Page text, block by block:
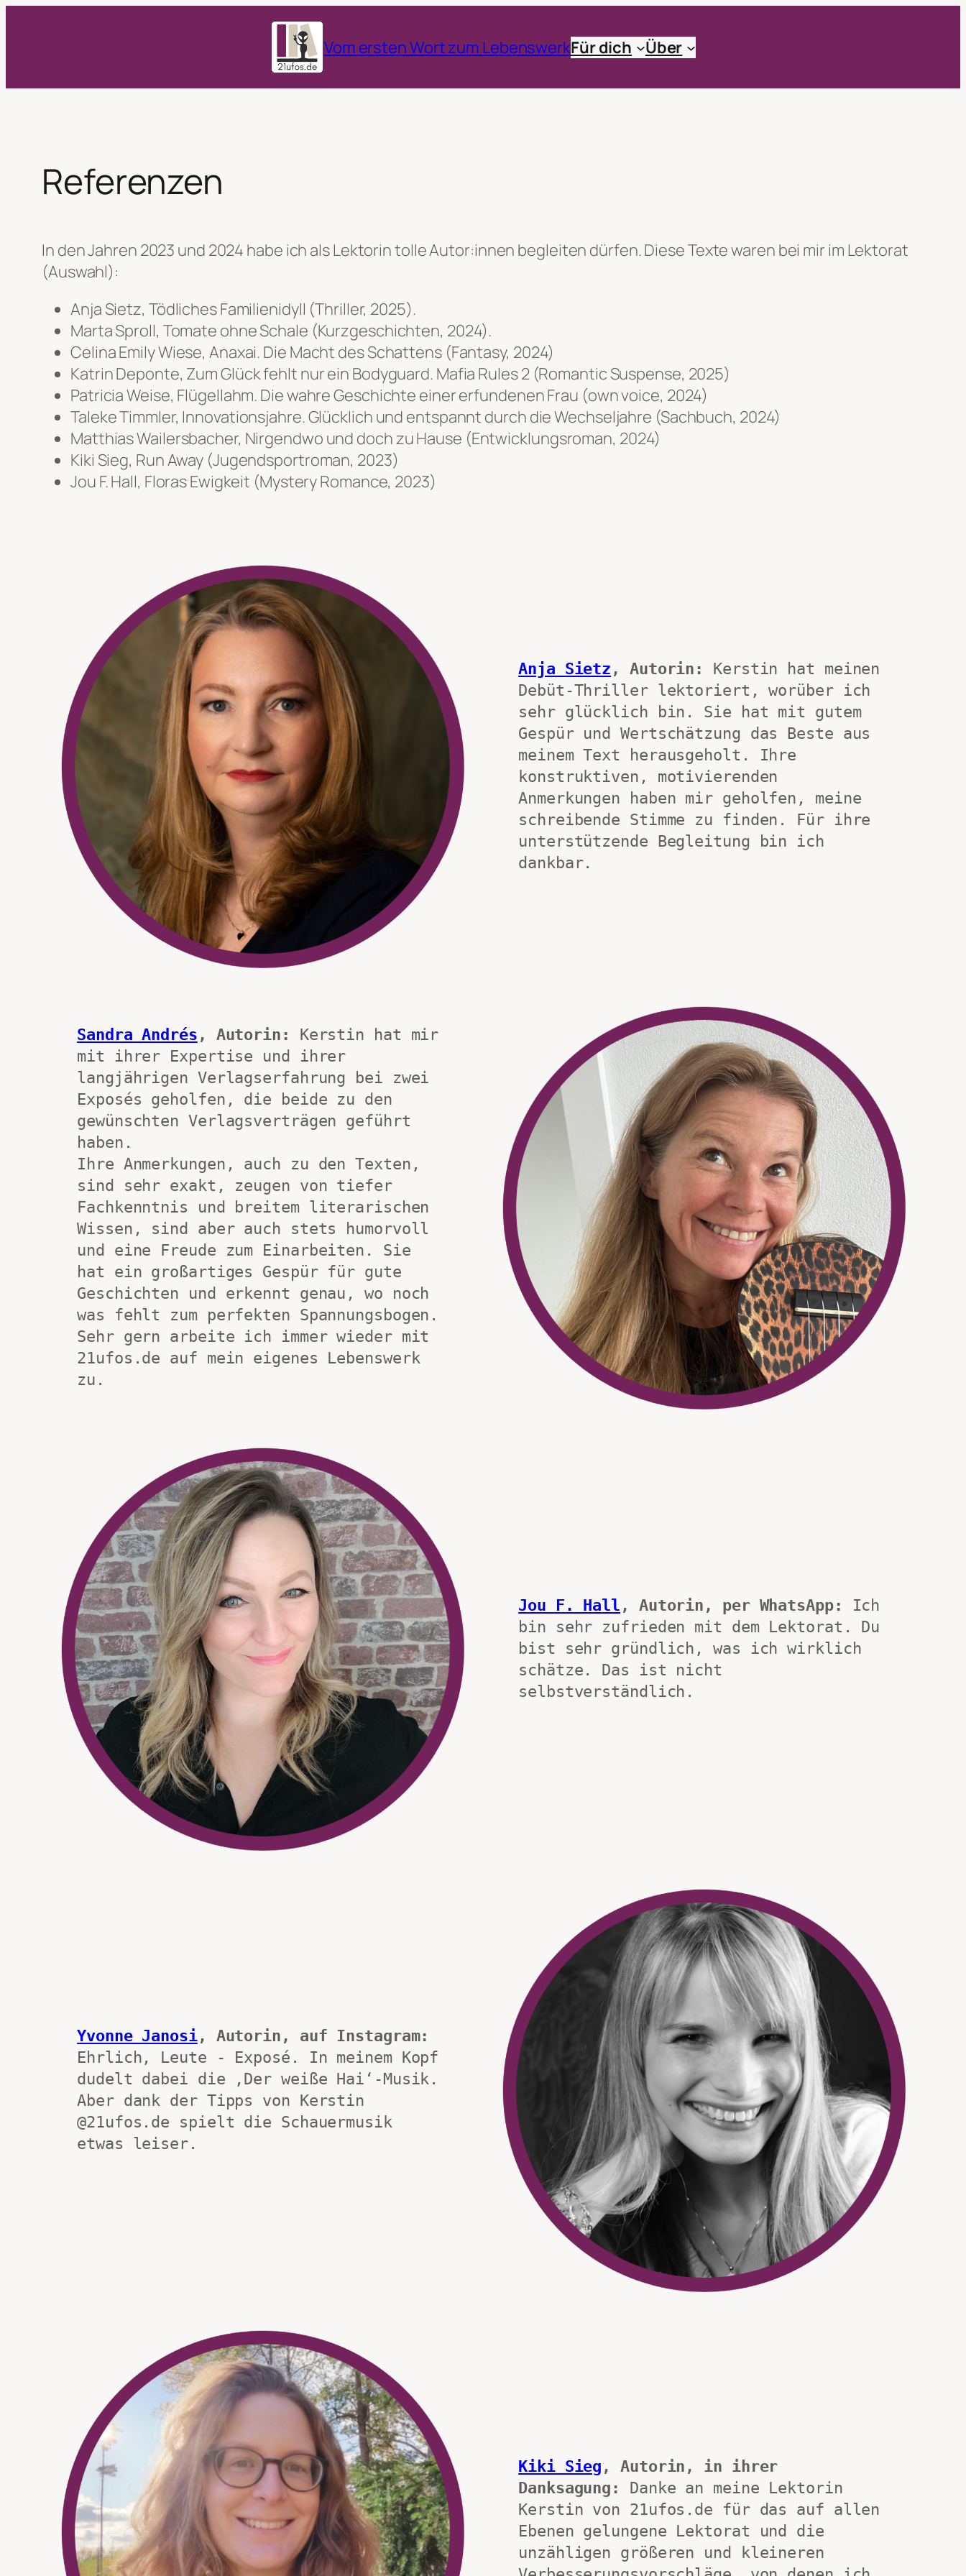
Vom ersten Wort zum LebenswerkFür dich Über
Referenzen
In den Jahren 2023 und 2024 habe ich als Lektorin tolle Autor:innen begleiten dürfen. Diese Texte waren bei mir im Lektorat
(Auswahl):
Anja Sietz, Tödliches Familienidyll (Thriller, 2025).
Marta Sproll, Tomate ohne Schale (Kurzgeschichten, 2024).
Celina Emily Wiese, Anaxai. Die Macht des Schattens (Fantasy, 2024)
Katrin Deponte, Zum Glück fehlt nur ein Bodyguard. Mafia Rules 2 (Romantic Suspense, 2025)
Patricia Weise, Flügellahm. Die wahre Geschichte einer erfundenen Frau (own voice, 2024)
Taleke Timmler, Innovationsjahre. Glücklich und entspannt durch die Wechseljahre (Sachbuch, 2024)
Matthias Wailersbacher, Nirgendwo und doch zu Hause (Entwicklungsroman, 2024)
Kiki Sieg, Run Away (Jugendsportroman, 2023)
Jou F. Hall, Floras Ewigkeit (Mystery Romance, 2023)
Anja Sietz , Autorin:
Kerstin hat meinen
Debüt-Thriller lektoriert, worüber ich
sehr glücklich bin. Sie hat mit gutem
Gespür und Wertschätzung das Beste aus
meinem Text herausgeholt. Ihre
konstruktiven, motivierenden
Anmerkungen haben mir geholfen, meine
schreibende Stimme zu finden. Für ihre
unterstützende Begleitung bin ich
dankbar.
Sandra Andrés , Autorin:
Kerstin hat mir
mit ihrer Expertise und ihrer
langjährigen Verlagserfahrung bei zwei
Exposés geholfen, die beide zu den
gewünschten Verlagsverträgen geführt
haben.
Ihre Anmerkungen, auch zu den Texten,
sind sehr exakt, zeugen von tiefer
Fachkenntnis und breitem literarischen
Wissen, sind aber auch stets humorvoll
und eine Freude zum Einarbeiten. Sie
hat ein großartiges Gespür für gute
Geschichten und erkennt genau, wo noch
was fehlt zum perfekten Spannungsbogen.
Sehr gern arbeite ich immer wieder mit
21ufos.de auf mein eigenes Lebenswerk
zu.
Jou F. Hall , Autorin, per WhatsApp:
Ich
bin sehr zufrieden mit dem Lektorat. Du
bist sehr gründlich, was ich wirklich
schätze. Das ist nicht
selbstverständlich.
Yvonne Janosi, Autorin, auf Instagram:
Ehrlich, Leute - Exposé. In meinem Kopf
dudelt dabei die ‚Der weiße Hai‘-Musik.
Aber dank der Tipps von Kerstin
@21ufos.de spielt die Schauermusik
etwas leiser.
Kiki Sieg , Autorin, in ihrer
Danksagung:
Danke an meine Lektorin
Kerstin von 21ufos.de für das auf allen
Ebenen gelungene Lektorat und die
unzähligen größeren und kleineren